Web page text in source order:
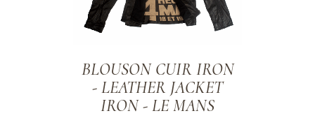
BLOUSON CUIR IRON
- LEATHER JACKET
IRON - LE MANS